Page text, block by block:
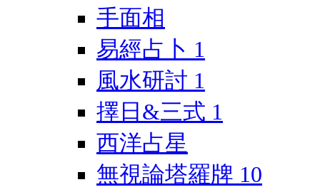
手面相
易經占卜 1
風水研討 1
擇日&三式 1
西洋占星
無視論塔羅牌 10